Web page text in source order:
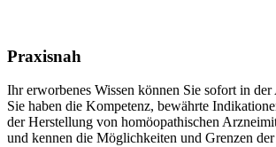
Praxisnah
Ihr erworbenes Wissen können Sie sofort in der
Sie haben die Kompetenz, bewährte
der Herstellung von homöopathischen
und kennen die Möglichkeiten und Grenzen